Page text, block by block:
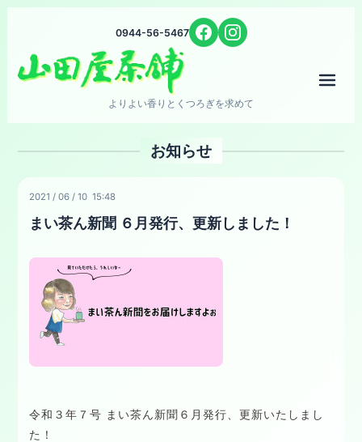
0944-56-5467
よりよい香りとくつろぎを求めて
お知らせ
2021 /06 /10 15:48
まい茶ん新聞 ６月発行、更新しました！
令和３年７号 まい茶ん新聞６月発行、更新いたしまし
た！